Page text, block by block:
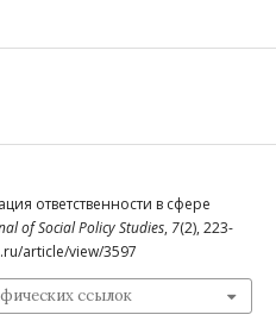
ответственности в сфере
of Social Policy Studies, 7(2), 223-
article/view/3597
ссылок